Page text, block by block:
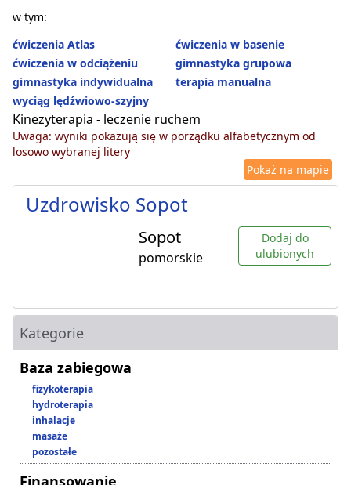
w tym:
ćwiczenia Atlas
ćwiczenia w basenie
ćwiczenia w odciążeniu
gimnastyka grupowa
gimnastyka indywidualna
terapia manualna
wyciąg lędźwiowo-szyjny
Kinezyterapia - leczenie ruchem
Uwaga: wyniki pokazują się w porządku alfabetycznym od
losowo wybranej litery
Pokaż na mapie
Uzdrowisko Sopot
Sopot
pomorskie
Dodaj do
ulubionych
Kategorie
Baza zabiegowa
fizykoterapia
hydroterapia
inhalacje
masaże
pozostałe
Finansowanie